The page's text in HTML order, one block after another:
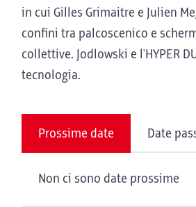
in cui Gilles Grimaitre e Julien
confini tra palcoscenico e
collettive. Jodlowski e l'HYPER
tecnologia.
Prossime date Date
Non ci sono date prossime